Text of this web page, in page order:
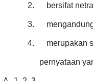
2. bersifat netral
3.
4. merupakan
pernyataan